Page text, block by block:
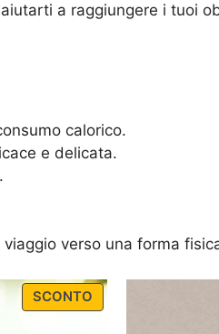
a raggiungere i tuoi
calorico.
e delicata.
verso una forma
SCONTOPRODUCT
ON